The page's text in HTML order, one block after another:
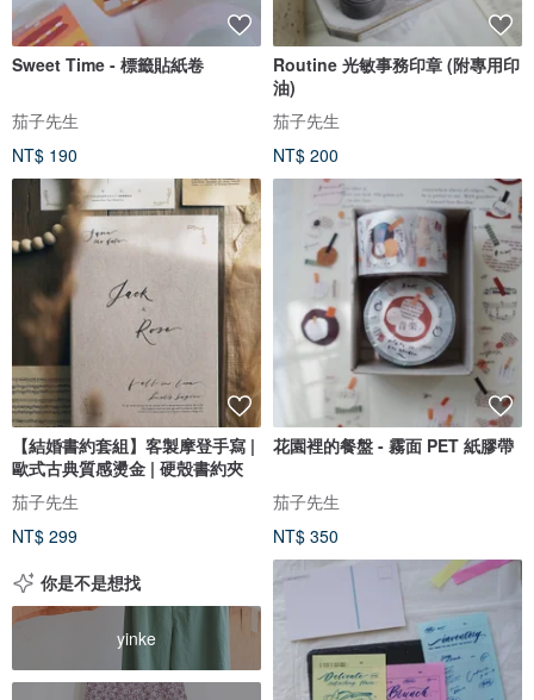
Sweet Time - 標籤貼紙卷
茄子先生
NT$ 190
Routine 光敏事務印章 (附專用印
油)
茄子先生
NT$ 200
【結婚書約套組】客製摩登手寫 |
歐式古典質感燙金 | 硬殼書約夾
茄子先生
NT$ 299
花園裡的餐盤 - 霧面 PET 紙膠帶
茄子先生
NT$ 350
你是不是想找
yinke